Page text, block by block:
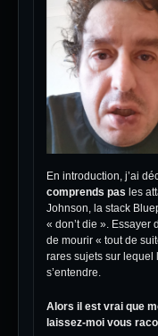
En introduction, j’ai
comprends pas les
Johnson, la stack
« don’t die ». Essayer
de mourir « tout de
rares sujets sur lequel
s’entendre.
Alors il est vrai que
laissez-moi vous